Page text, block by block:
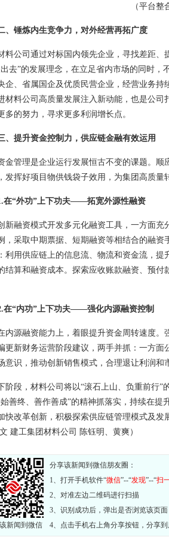
（平台
、锤炼内生竞争力，对外经营再拓广度
料公司通过对标国内领先企业，寻找差距
去”的发展理念，在立足省内市场的同时
企、省属国企及优质民营企业，经营业务
材料公司高质量发展注入新动能，也是公
多的努力，寻求更多利润增长点。
、提升资金控制力，供应链金融有效运用
金管理是企业运行发展恒古不变的课题。
发挥好项目物供钱袋子效用，为集团高质量
在“外功”上下功夫——拓宽外源性融资
新融资模式开发多元化融资工具，一方面
，采取中期票据、短期融资等相结合的融
利用供应链上的信息流、物流和资金流，
结算和融资成本。探索应收账款融资、预
在“内功”上下功夫——强化内源融资控制
内源融资能力上，着眼提升资金周转速度
更新财务运营阶段建议，两手并抓：一方
意识，推动创新销售模式，合理退让利润
阶段，材料公司将以“滚石上山、负重前行”
始善终、善作善成”的精神抓落实，持续在
快改革创新，积极探索供应链管理模式及
建工集团材料公司 陈钰明、黄爽）
新闻到微信
分享该新闻到微信朋友圈：
1、打开手机软件“微信”--“发现”--“扫
2、对准左边二维码进行扫描
3、识别成功后，弹出是否浏览该页
4、点击手机右上角分享按钮，分享